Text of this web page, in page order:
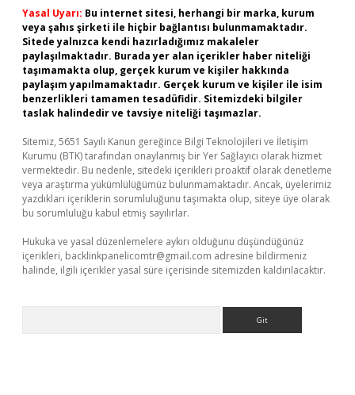
Yasal Uyarı: Bu internet sitesi, herhangi bir marka, kurum
veya şahıs şirketi ile hiçbir bağlantısı bulunmamaktadır.
Sitede yalnızca kendi hazırladığımız makaleler
paylaşılmaktadır. Burada yer alan içerikler haber niteliği
taşımamakta olup, gerçek kurum ve kişiler hakkında
paylaşım yapılmamaktadır. Gerçek kurum ve kişiler ile isim
benzerlikleri tamamen tesadüfidir. Sitemizdeki bilgiler
taslak halindedir ve tavsiye niteliği taşımazlar.
Sitemiz, 5651 Sayılı Kanun gereğince Bilgi Teknolojileri ve İletişim
Kurumu (BTK) tarafından onaylanmış bir Yer Sağlayıcı olarak hizmet
vermektedir. Bu nedenle, sitedeki içerikleri proaktif olarak denetleme
veya araştırma yükümlülüğümüz bulunmamaktadır. Ancak, üyelerimiz
yazdıkları içeriklerin sorumluluğunu taşımakta olup, siteye üye olarak
bu sorumluluğu kabul etmiş sayılırlar.
Hukuka ve yasal düzenlemelere aykırı olduğunu düşündüğünüz
içerikleri, backlinkpanelicomtr@gmail.com adresine bildirmeniz
halinde, ilgili içerikler yasal süre içerisinde sitemizden kaldırılacaktır.